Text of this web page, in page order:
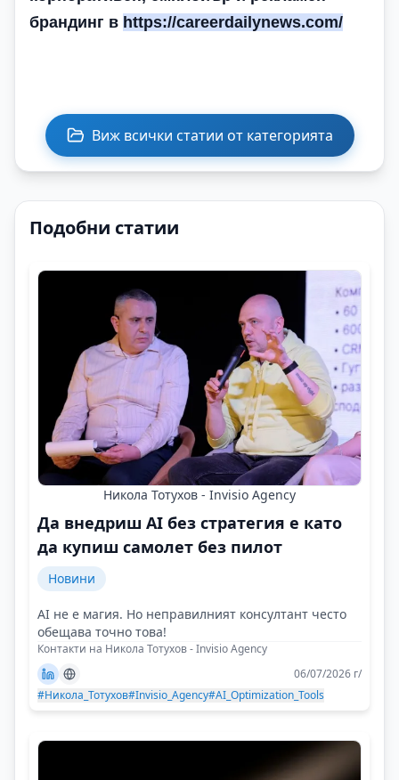
брандинг в https://careerdailynews.com/
Виж всички статии от категорията
Подобни статии
Никола Тотухов - Invisio Agency
Да внедриш AI без стратегия е като
да купиш самолет без пилот
Новини
AI не е магия. Но неправилният консултант често
обещава точно това!
Контакти на Никола Тотухов - Invisio Agency
06/07/2026 г/
#Никола_Тотухов#Invisio_Agency#AI_Optimization_Tools